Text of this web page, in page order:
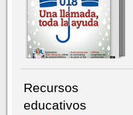
Recursos
educativos